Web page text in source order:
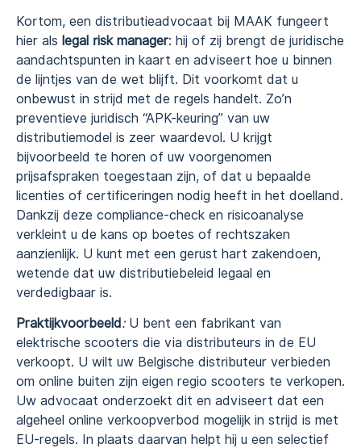
Kortom, een distributieadvocaat bij MAAK fungeert
hier als legal risk manager: hij of zij brengt de juridische
aandachtspunten in kaart en adviseert hoe u binnen
de lijntjes van de wet blijft. Dit voorkomt dat u
onbewust in strijd met de regels handelt. Zo’n
preventieve juridisch “APK-keuring” van uw
distributiemodel is zeer waardevol. U krijgt
bijvoorbeeld te horen of uw voorgenomen
prijsafspraken toegestaan zijn, of dat u bepaalde
licenties of certificeringen nodig heeft in het doelland.
Dankzij deze compliance-check en risicoanalyse
verkleint u de kans op boetes of rechtszaken
aanzienlijk. U kunt met een gerust hart zakendoen,
wetende dat uw distributiebeleid legaal en
verdedigbaar is.
Praktijkvoorbeeld:U bent een fabrikant van
elektrische scooters die via distributeurs in de EU
verkoopt. U wilt uw Belgische distributeur verbieden
om online buiten zijn eigen regio scooters te verkopen.
Uw advocaat onderzoekt dit en adviseert dat een
algeheel online verkoopverbod mogelijk in strijd is met
EU-regels. In plaats daarvan helpt hij u een selectief